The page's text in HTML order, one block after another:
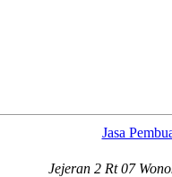
Jasa
Jejeran 2 Rt 07